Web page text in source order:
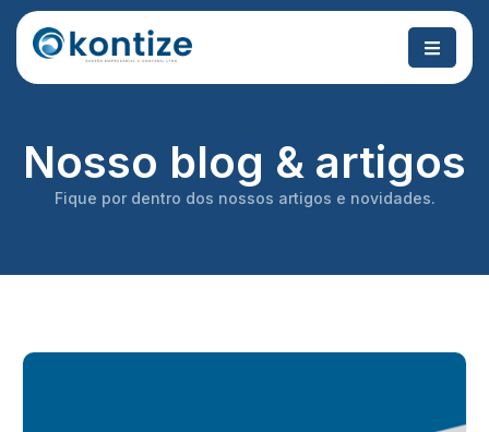
Nosso blog & artigos
Fique por dentro dos nossos artigos e novidades.